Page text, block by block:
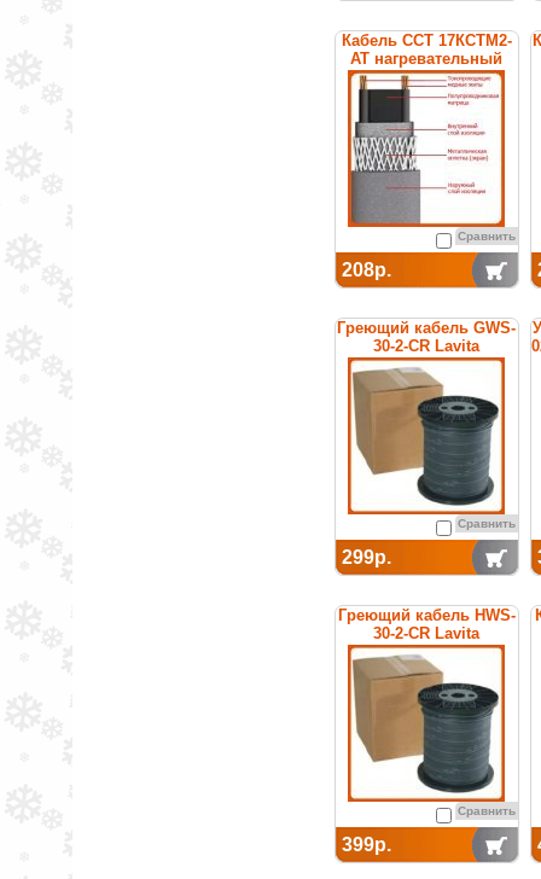
Кабель ССТ 17КСТМ2-
АТ нагревательный
саморегулирующийся
Сравнить
208р.
Греющий кабель GWS-
30-2-CR Lavita
Сравнить
299р.
Греющий кабель HWS-
30-2-CR Lavita
Сравнить
399р.